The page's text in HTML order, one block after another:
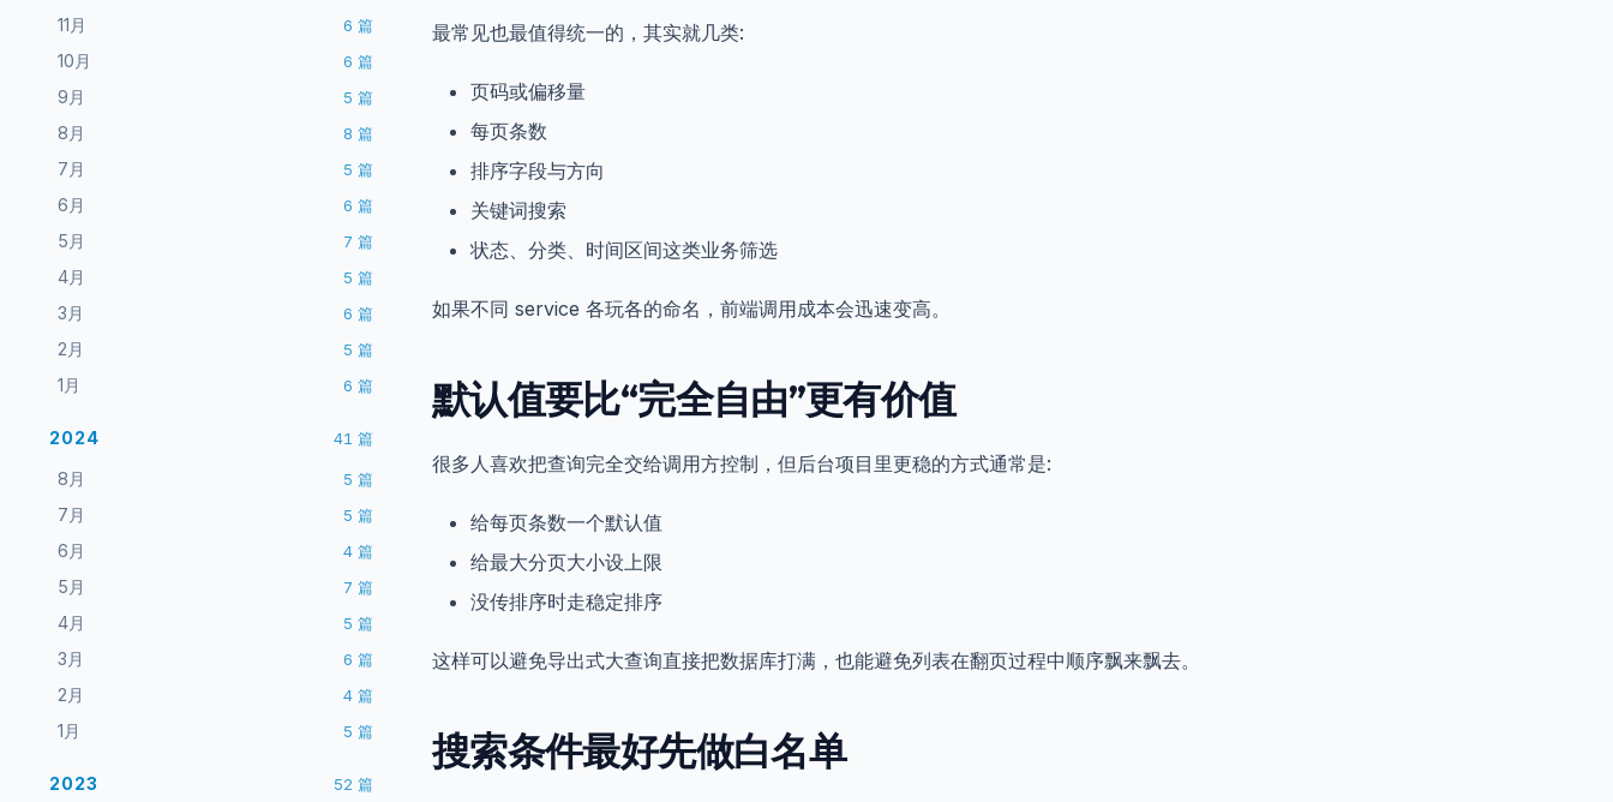
11月 6 篇
10月 6 篇
9月 5 篇
8月 8 篇
7月 5 篇
6月 6 篇
5月 7 篇
4月 5 篇
3月 6 篇
2月 5 篇
1月 6 篇
2024 41 篇
8月 5 篇
7月 5 篇
6月 4 篇
5月 7 篇
4月 5 篇
3月 6 篇
2月 4 篇
1月 5 篇
2023 52 篇
最常见也最值得统一的，其实就几类:
页码或偏移量
每页条数
排序字段与方向
关键词搜索
状态、分类、时间区间这类业务筛选
如果不同 service 各玩各的命名，前端调用成本会迅速变高。
默认值要比“完全自由”更有价值
很多人喜欢把查询完全交给调用方控制，但后台项目里更稳的方式通常是:
给每页条数一个默认值
给最大分页大小设上限
没传排序时走稳定排序
这样可以避免导出式大查询直接把数据库打满，也能避免列表在翻页过程中顺序飘来飘去。
搜索条件最好先做白名单